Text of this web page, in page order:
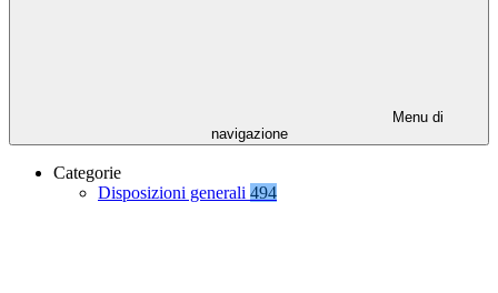
Menu di
navigazione
Categorie
Disposizioni generali 494